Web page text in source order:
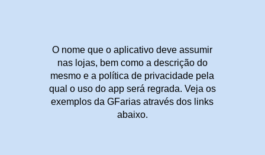
O nome que o aplicativo deve assumir
nas lojas, bem como a descrição do
mesmo e a política de privacidade pela
qual o uso do app será regrada. Veja os
exemplos da GFarias através dos links
abaixo.